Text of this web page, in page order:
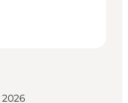
2026